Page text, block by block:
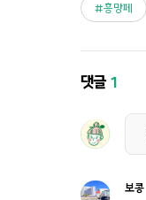
흥망페
댓글1
보콩